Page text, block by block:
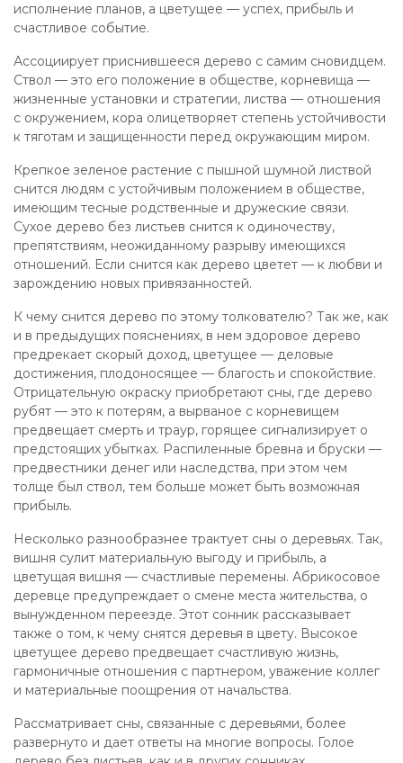
исполнение планов, а цветущее — успех, прибыль и
счастливое событие.
Ассоциирует приснившееся дерево с самим сновидцем.
Ствол — это его положение в обществе, корневища —
жизненные установки и стратегии, листва — отношения
с окружением, кора олицетворяет степень устойчивости
к тяготам и защищенности перед окружающим миром.
Крепкое зеленое растение с пышной шумной листвой
снится людям с устойчивым положением в обществе,
имеющим тесные родственные и дружеские связи.
Сухое дерево без листьев снится к одиночеству,
препятствиям, неожиданному разрыву имеющихся
отношений. Если снится как дерево цветет — к любви и
зарождению новых привязанностей.
К чему снится дерево по этому толкователю? Так же, как
и в предыдущих пояснениях, в нем здоровое дерево
предрекает скорый доход, цветущее — деловые
достижения, плодоносящее — благость и спокойствие.
Отрицательную окраску приобретают сны, где дерево
рубят — это к потерям, а вырваное с корневищем
предвещает смерть и траур, горящее сигнализирует о
предстоящих убытках. Распиленные бревна и бруски —
предвестники денег или наследства, при этом чем
толще был ствол, тем больше может быть возможная
прибыль.
Несколько разнообразнее трактует сны о деревьях. Так,
вишня сулит материальную выгоду и прибыль, а
цветущая вишня — счастливые перемены. Абрикосовое
деревце предупреждает о смене места жительства, о
вынужденном переезде. Этот сонник рассказывает
также о том, к чему снятся деревья в цвету. Высокое
цветущее дерево предвещает счастливую жизнь,
гармоничные отношения с партнером, уважение коллег
и материальные поощрения от начальства.
Рассматривает сны, связанные с деревьями, более
развернуто и дает ответы на многие вопросы. Голое